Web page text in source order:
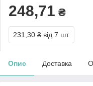
248,71 ₴
231,30 ₴ від 7 шт.
Опис Доставка